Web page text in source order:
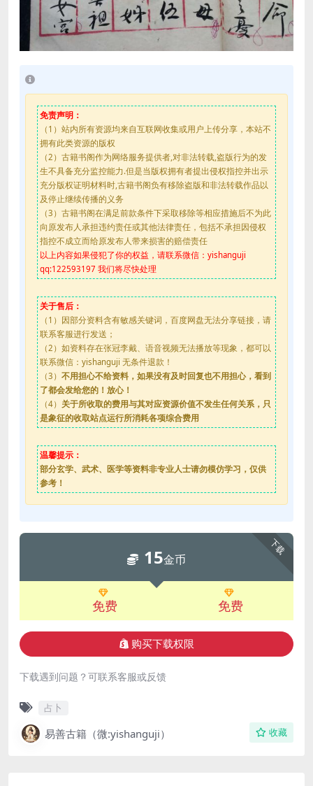
免责声明：
（1）站内所有资源均来自互联网收集或用户上传分享，本站不
拥有此类资源的版权
（2）古籍书阁作为网络服务提供者,对非法转载,盗版行为的发
生不具备充分监控能力.但是当版权拥有者提出侵权指控并出示
充分版权证明材料时,古籍书阁负有移除盗版和非法转载作品以
及停止继续传播的义务
（3）古籍书阁在满足前款条件下采取移除等相应措施后不为此
向原发布人承担违约责任或其他法律责任，包括不承担因侵权
指控不成立而给原发布人带来损害的赔偿责任
以上内容如果侵犯了你的权益，请联系微信：yishanguji
qq:122593197 我们将尽快处理
关于售后：
（1）因部分资料含有敏感关键词，百度网盘无法分享链接，请
联系客服进行发送；
（2）如资料存在张冠李戴、语音视频无法播放等现象，都可以
联系微信：yishanguji 无条件退款！
（3） 不用担心不给资料，如果没有及时回复也不用担心，看到
了都会发给您的！放心！
（4） 关于所收取的费用与其对应资源价值不发生任何关系，只
是象征的收取站点运行所消耗各项综合费用
温馨提示：
部分玄学、武术、医学等资料非专业人士请勿模仿学习，仅供
参考！
下载
15金币
免费 免费
购买下载权限
下载遇到问题？可联系客服或反馈
占卜
易善古籍（微:yishanguji） 收藏